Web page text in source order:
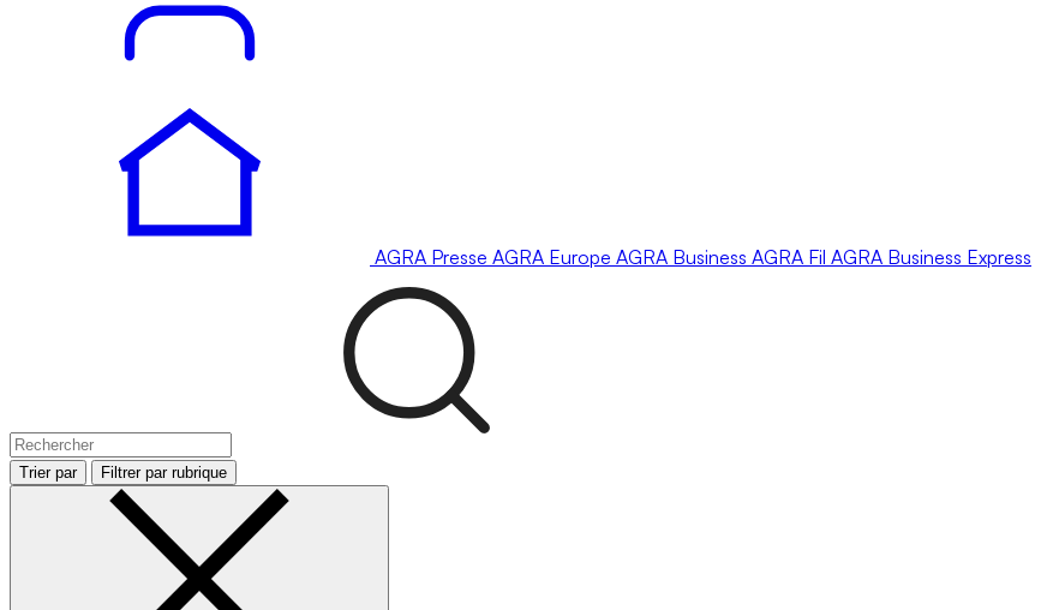
AGRA Presse AGRA Europe AGRA Business AGRA Fil AGRA Business Express
Trier par Filtrer par rubrique